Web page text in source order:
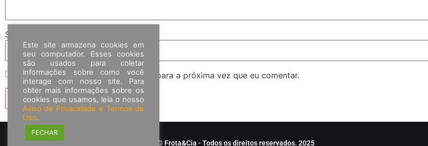
Site
Salvar meus dados neste navegador para a próxima vez que eu comentar.
© Frota&Cia - Todos os direitos reservados. 2025
Este site armazena cookies em
seu computador. Esses cookies
são usados para coletar
informações sobre como você
interage com nosso site. Para
obter mais informações sobre os
cookies que usamos, leia o nosso
Aviso de Privacidade e Termos de
Uso.
FECHAR